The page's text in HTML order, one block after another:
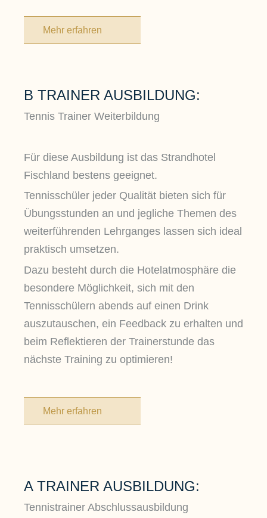
Mehr erfahren
B TRAINER AUSBILDUNG:
Tennis Trainer Weiterbildung
Für diese Ausbildung ist das Strandhotel
Fischland bestens geeignet.
Tennisschüler jeder Qualität bieten sich für
Übungsstunden an und jegliche Themen des
weiterführenden Lehrganges lassen sich ideal
praktisch umsetzen.
Dazu besteht durch die Hotelatmosphäre die
besondere Möglichkeit, sich mit den
Tennisschülern abends auf einen Drink
auszutauschen, ein Feedback zu erhalten und
beim Reflektieren der Trainerstunde das
nächste Training zu optimieren!
Mehr erfahren
A TRAINER AUSBILDUNG:
Tennistrainer Abschlussausbildung